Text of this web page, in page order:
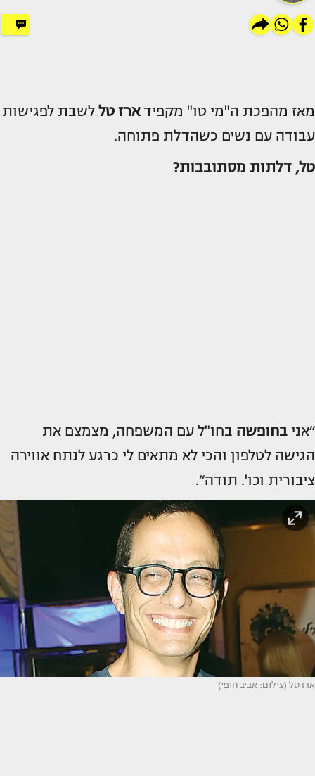
מאז מהפכת ה"מי טו" מקפידארז טל לשבת לפגישות
עבודה עם נשים כשהדלת פתוחה.
טל, דלתות מסתובבות?
״אני בחופשה בחו"ל עם המשפחה, מצמצם את
הגישה לטלפון והכי לא מתאים לי כרגע לנתח אווירה
ציבורית וכו'. תודה״.
ארז טל (צילום: אביב חופי)